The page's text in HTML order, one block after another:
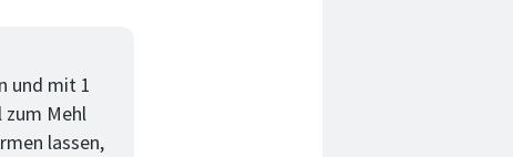
und mit 1
zum Mehl
lassen,